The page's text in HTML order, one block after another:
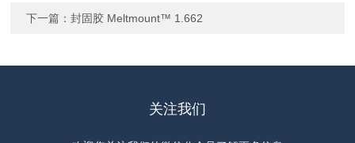
下一篇：封固胶 Meltmount™ 1.662
关注我们